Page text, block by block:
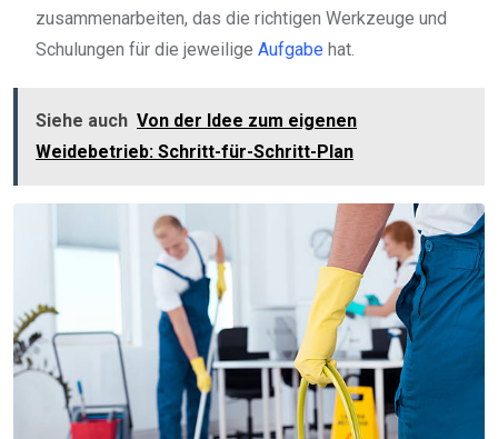
zusammenarbeiten, das die richtigen Werkzeuge und
Schulungen für die jeweilige Aufgabe hat.
Siehe auch Von der Idee zum eigenen
Weidebetrieb: Schritt-für-Schritt-Plan